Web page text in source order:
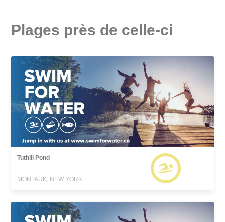
Plages près de celle-ci
Tuthill Pond
MONTAUK, NEW YORK